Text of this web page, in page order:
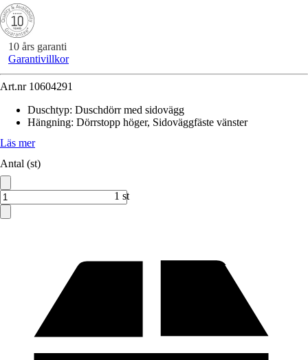
10 års garanti
Garantivillkor
Art.nr 10604291
Duschtyp: Duschdörr med sidovägg
Hängning: Dörrstopp höger, Sidoväggfäste vänster
Läs mer
Antal (st)
1 st